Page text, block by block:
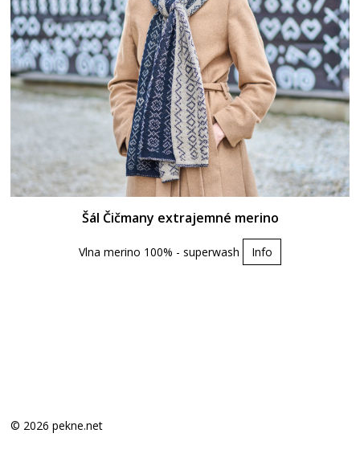
Šál Čičmany extrajemné merino
Vlna merino 100% - superwash Info
© 2026 pekne.net